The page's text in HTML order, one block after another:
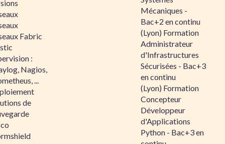
Fabric
:
Nagios,
...
de
Mécaniques -
Bac+2 en continu
(Lyon) Formation
Administrateur
d'Infrastructures
Sécurisées - Bac+3
en continu
(Lyon) Formation
Concepteur
Développeur
d'Applications
Python - Bac+3 en